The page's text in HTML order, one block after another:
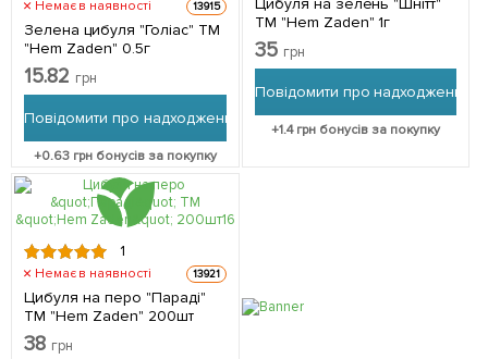
Немає в наявності 13915
Зелена цибуля "Голіас" ТМ
"Hem Zaden" 0.5г
15.82 грн
Повідомити про надходження
+0.63 грн бонусів за покупку
Цибуля на зелень "Шнітт"
ТМ "Hem Zaden" 1г
35 грн
Повідомити про надходження
+1.4грн бонусів за покупку
1
Немає в наявності 13921
Цибуля на перо "Параді"
ТМ "Hem Zaden" 200шт
38 грн